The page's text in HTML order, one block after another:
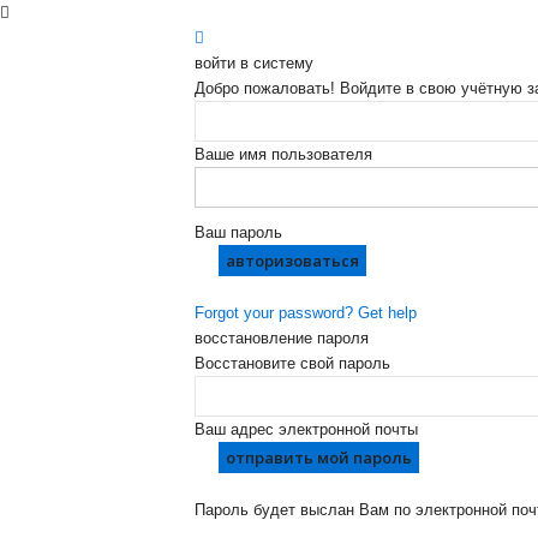
войти в систему
Добро пожаловать! Войдите в свою учётную
Ваше имя пользователя
Ваш пароль
Forgot your password? Get help
восстановление пароля
Восстановите свой пароль
Ваш адрес электронной почты
Пароль будет выслан Вам по электронной